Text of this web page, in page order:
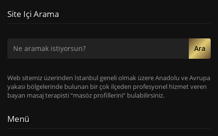
Site Içi Arama
Ara
Web sitemiz üzerinden İstanbul geneli olmak üzere Anadolu ve Avrupa
yakası bölgelerinde bulunan bir çok ilçeden profesyonel hizmet veren
bayan masaj terapisti “masöz profillerini” bulabilirsiniz.
Menü